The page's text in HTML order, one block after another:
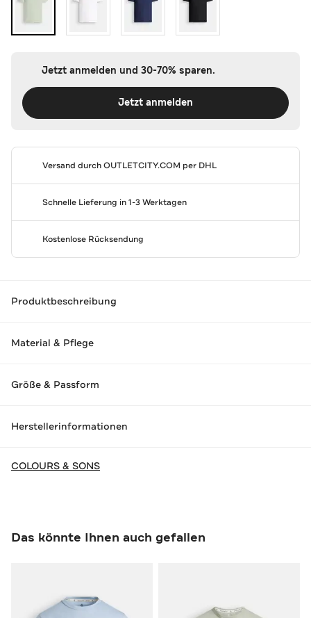
Jetzt anmelden und 30-70% sparen.
Jetzt anmelden
Versand durchOUTLETCITY.COM per DHL
Schnelle Lieferung in 1-3 Werktagen
Kostenlose Rücksendung
Produktbeschreibung
Material & Pflege
Größe & Passform
Herstellerinformationen
COLOURS & SONS
Das könnte Ihnen auch gefallen